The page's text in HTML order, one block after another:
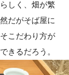
しく、畑が繁
だがそば屋に
こだわり方が
きるだろう。